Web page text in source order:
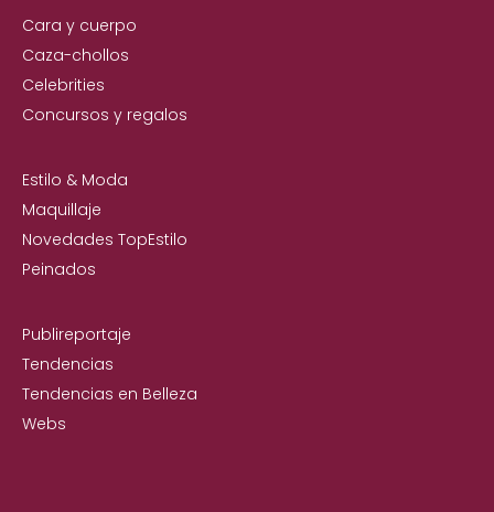
Cara y cuerpo
Caza-chollos
Celebrities
Concursos y regalos
Estilo & Moda
Maquillaje
Novedades TopEstilo
Peinados
Publireportaje
Tendencias
Tendencias en Belleza
Webs